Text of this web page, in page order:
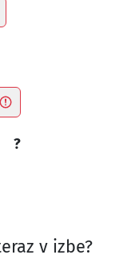
?
v izbe?